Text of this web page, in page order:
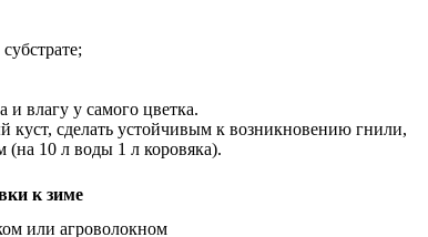
и влагу у самого цветка.
куст, сделать устойчивым к возникновению гнили,
10 л воды 1 л коровяка).
к зиме
или агроволокном